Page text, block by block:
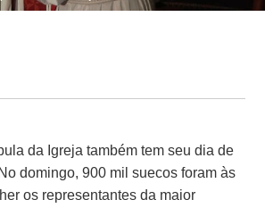
da Igreja também tem seu dia de
domingo, 900 mil suecos foram às
os representantes da maior